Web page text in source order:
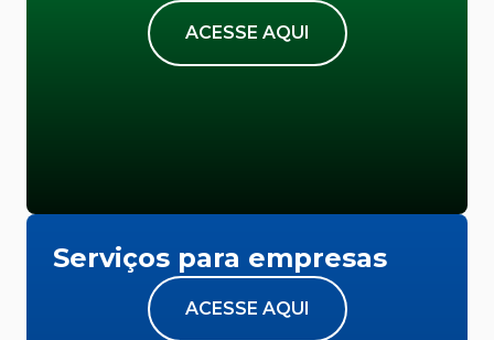
ACESSE AQUI
Serviços para empresas
ACESSE AQUI